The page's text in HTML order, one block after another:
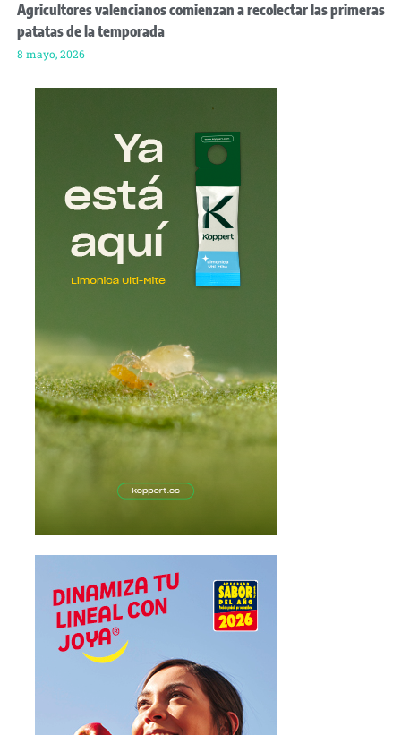
Agricultores valencianos comienzan a recolectar las primeras
patatas de la temporada
8 mayo, 2026